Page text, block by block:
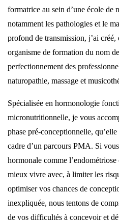
formatrice au sein d’une école de
notamment les pathologies et le
profond de transmission, j’ai
organisme de formation du nom
perfectionnement des
naturopathie, massage et
Spécialisée en hormonologie
micronutritionnelle, je vous
phase pré-conceptionnelle,
cadre d’un parcours PMA. Si
hormonale comme
mieux vivre avec, à limiter les
optimiser vos chances de
inexpliquée, nous tentons de
de vos difficultés à concevoir et